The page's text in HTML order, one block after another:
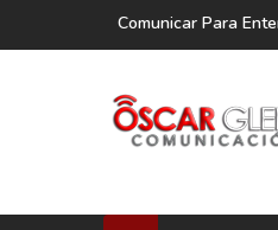
Comunicar Para